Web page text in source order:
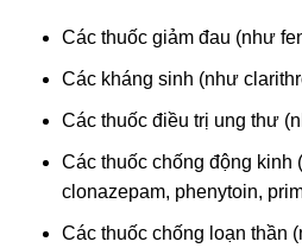
Các thuốc giảm đau (như
Các kháng sinh (như
Các thuốc điều trị ung thư
Các thuốc chống động kinh
clonazepam, phenytoin,
Các thuốc chống loạn thần